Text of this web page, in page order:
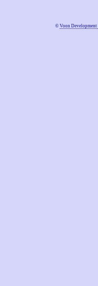
© Voon Development